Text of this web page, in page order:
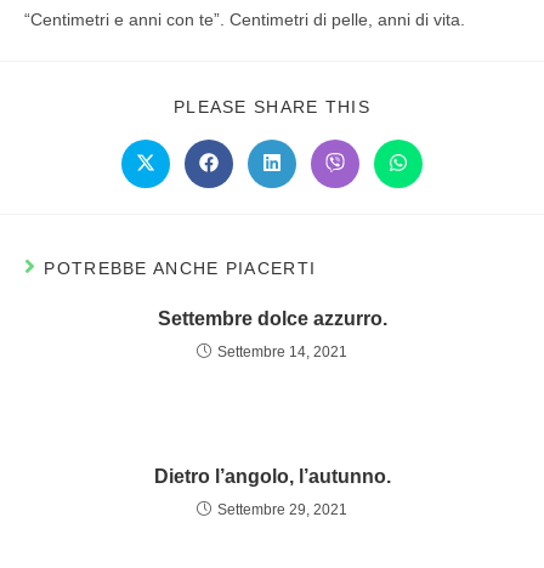
“Centimetri e anni con te”. Centimetri di pelle, anni di vita.
PLEASE SHARE THIS
POTREBBE ANCHE PIACERTI
Settembre dolce azzurro.
Settembre 14, 2021
Dietro l’angolo, l’autunno.
Settembre 29, 2021